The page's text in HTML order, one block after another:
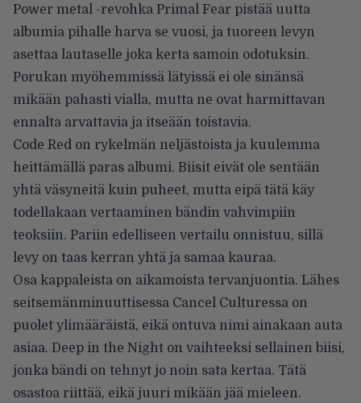
Power metal -revohka Primal Fear pistää uutta
albumia pihalle harva se vuosi, ja tuoreen levyn
asettaa lautaselle joka kerta samoin odotuksin.
Porukan myöhemmissä lätyissä ei ole sinänsä
mikään pahasti vialla, mutta ne ovat harmittavan
ennalta arvattavia ja itseään toistavia.
Code Red on rykelmän neljästoista ja kuulemma
heittämällä paras albumi. Biisit eivät ole sentään
yhtä väsyneitä kuin puheet, mutta eipä tätä käy
todellakaan vertaaminen bändin vahvimpiin
teoksiin. Pariin edelliseen vertailu onnistuu, sillä
levy on taas kerran yhtä ja samaa kauraa.
Osa kappaleista on aikamoista tervanjuontia. Lähes
seitsemänminuuttisessa Cancel Culturessa on
puolet ylimääräistä, eikä ontuva nimi ainakaan auta
asiaa. Deep in the Night on vaihteeksi sellainen biisi,
jonka bändi on tehnyt jo noin sata kertaa. Tätä
osastoa riittää, eikä juuri mikään jää mieleen.